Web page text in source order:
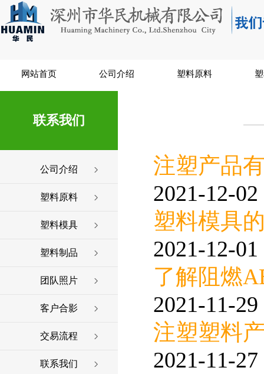
网站首页 公司介绍 塑料原料
联系我们
公司介绍
塑料原料
塑料模具
塑料制品
团队照片
客户合影
交易流程
联系我们
注塑产品
2021-12-
塑料模具
2021-12-
了解阻燃
2021-11-
注塑塑料
2021-11-